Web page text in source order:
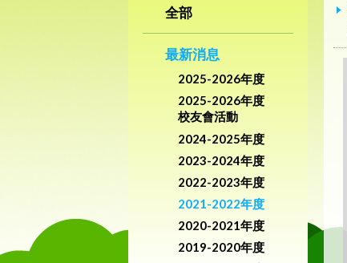
全部
最新消息
2025-2026年度
2025-2026年度
校友會活動
2024-2025年度
2023-2024年度
2022-2023年度
2021-2022年度
2020-2021年度
2019-2020年度